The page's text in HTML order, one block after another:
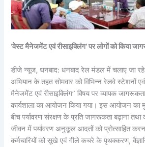
‘वेस्ट मैनेजमेंट एवं रीसाइक्लिंग’ पर लोगों को किया
डीजे न्यूज, धनबाद: धनबाद रेल मंडल में चलाए जा रहे
अभियान के तहत सोमवार को विभिन्न रेलवे स्टेशनों एवं
मैनेजमेंट एवं रीसाइक्लिंग” विषय पर व्यापक
कार्यशाला का आयोजन किया गया। इस आयोजन का
बीच पर्यावरण संरक्षण के प्रति जागरूकता बढ़ाना
जीवन में पर्यावरण अनुकूल आदतों को प्रोत्साहित
कर्मचारियों को सूखे एवं गीले कचरे के पृथक्करण,